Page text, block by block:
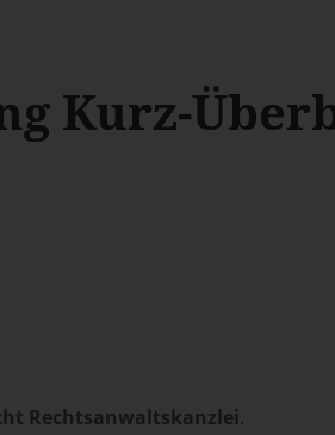
Kurz-
Rechtsanwaltskanzlei.